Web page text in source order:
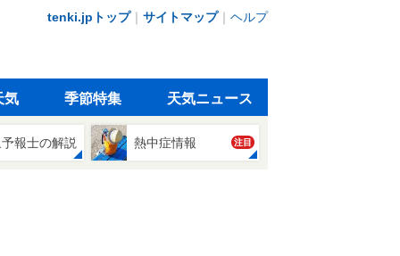
tenki.jpトップ｜ サイトマップ｜ ヘルプ
気 季節特集 天気ニュース
報士の解説 熱中症情報 注目